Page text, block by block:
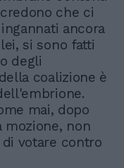
che ci
ancora
si sono fatti
degli
coalizione è
mai, dopo
mozione, non
votare contro